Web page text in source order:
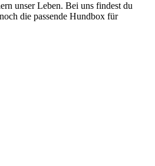
unser Leben. Bei uns findest du
die passende Hundbox für